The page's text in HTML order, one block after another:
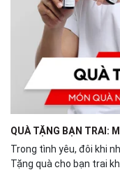
QUÀ TẶNG BẠN TRAI:
Trong tình yêu, đôi khi
Tặng quà cho bạn trai